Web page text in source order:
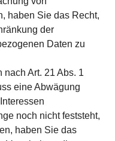
haben Sie das Recht,
der
Daten zu
Art. 21 Abs. 1
eine Abwägung
noch nicht feststeht,
haben Sie das